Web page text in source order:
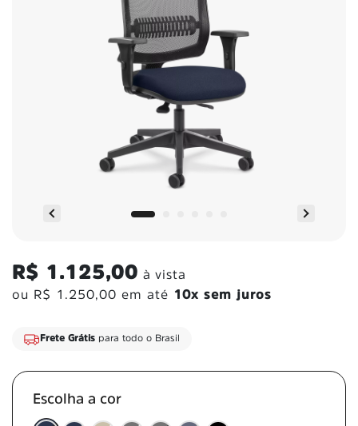
R$ 1.125,00 à vista
ou R$ 1.250,00 em até 10x sem juros
Frete Grátis para todo o Brasil
Escolha a cor